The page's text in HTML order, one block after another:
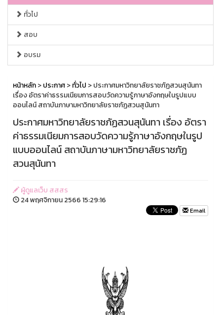
ทั่วไป
สอบ
อบรม
หน้าหลัก>ประกาศ>ทั่วไป > ประกาศมหาวิทยาลัยราชภัฏสวนสุนันทา
เรื่อง อัตราค่าธรรมเนียมการสอบวัดความรู้ภาษาอังกฤษในรูปแบบ
ออนไลน์ สถาบันภาษามหาวิทยาลัยราชภัฏสวนสุนันทา
ประกาศมหาวิทยาลัยราชภัฏสวนสุนันทา เรื่อง อัตรา
ค่าธรรมเนียมการสอบวัดความรู้ภาษาอังกฤษในรูป
แบบออนไลน์ สถาบันภาษามหาวิทยาลัยราชภัฏ
สวนสุนันทา
ผู้ดูแลเว็บ สสสร
24 พฤศจิกายน 2566 15:29:16
Email